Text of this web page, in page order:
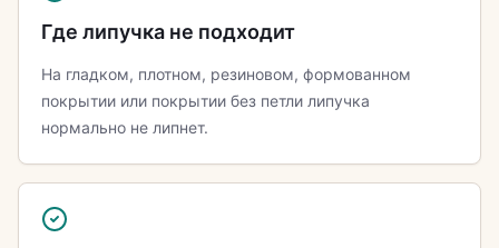
Где липучка не подходит
На гладком, плотном, резиновом, формованном
покрытии или покрытии без петли липучка
нормально не липнет.